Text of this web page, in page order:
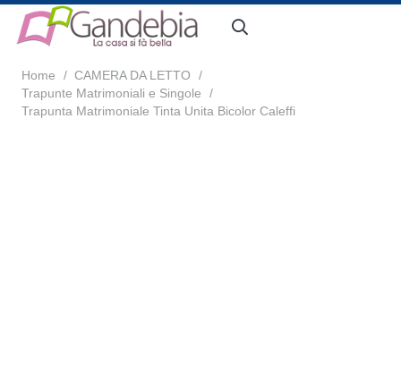
Home / CAMERA DA LETTO
/
Trapunte Matrimoniali e Singole
/
Trapunta Matrimoniale Tinta Unita Bicolor Caleffi